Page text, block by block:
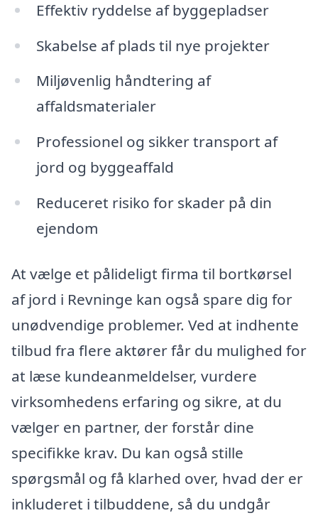
Effektiv ryddelse af byggepladser
Skabelse af plads til nye projekter
Miljøvenlig håndtering af
affaldsmaterialer
Professionel og sikker transport af
jord og byggeaffald
Reduceret risiko for skader på din
ejendom
At vælge et pålideligt firma til bortkørsel
af jord i Revninge kan også spare dig for
unødvendige problemer. Ved at indhente
tilbud fra flere aktører får du mulighed for
at læse kundeanmeldelser, vurdere
virksomhedens erfaring og sikre, at du
vælger en partner, der forstår dine
specifikke krav. Du kan også stille
spørgsmål og få klarhed over, hvad der er
inkluderet i tilbuddene, så du undgår